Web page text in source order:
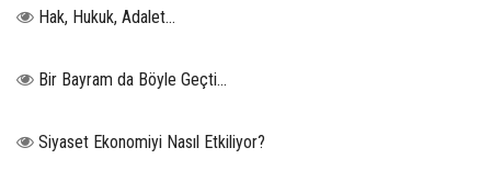
Hak, Hukuk, Adalet…
Bir Bayram da Böyle Geçti…
Siyaset Ekonomiyi Nasıl Etkiliyor?